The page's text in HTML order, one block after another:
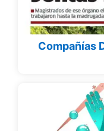
Compañías